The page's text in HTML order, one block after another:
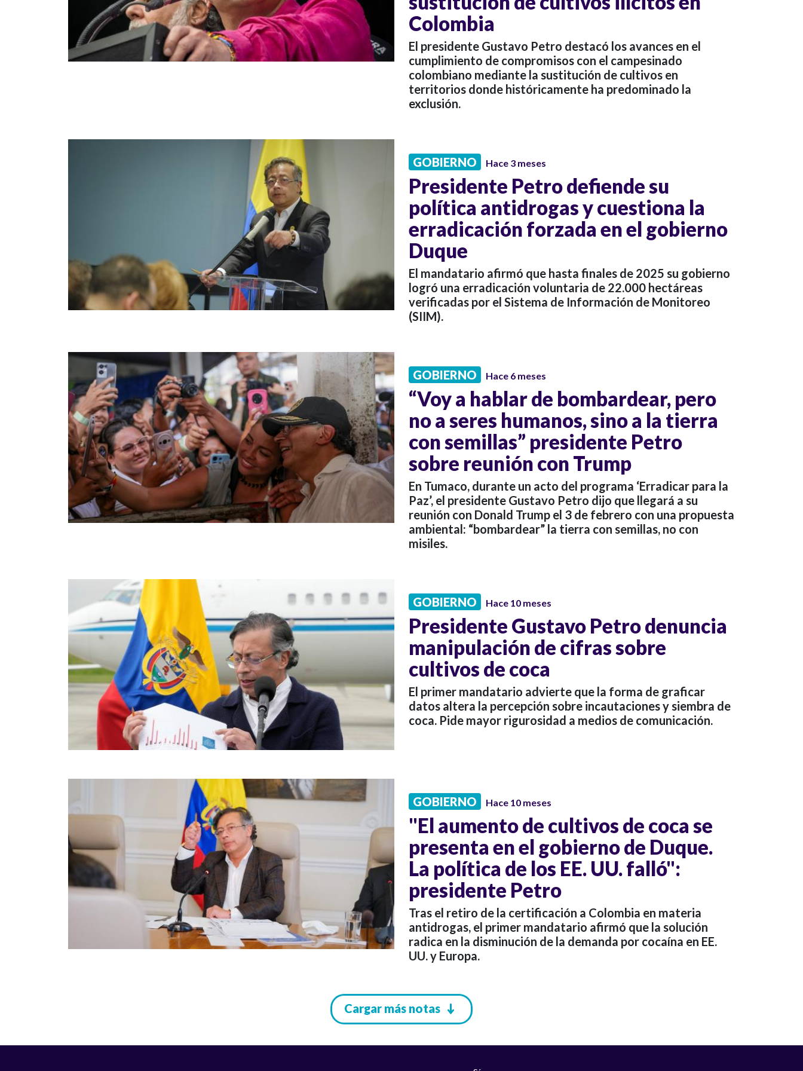
Colombia
El presidente Gustavo Petro destacó los avances en el
cumplimiento de compromisos con el campesinado
colombiano mediante la sustitución de cultivos en
territorios donde históricamente ha predominado la
exclusión.
GOBIERNO Hace 3 meses
Presidente Petro defiende su
política antidrogas y cuestiona la
erradicación forzada en el gobierno
Duque
El mandatario afirmó que hasta finales de 2025 su gobierno
logró una erradicación voluntaria de 22.000 hectáreas
verificadas por el Sistema de Información de Monitoreo
(SIIM).
GOBIERNO Hace 6 meses
“Voy a hablar de bombardear, pero
no a seres humanos, sino a la tierra
con semillas” presidente Petro
sobre reunión con Trump
En Tumaco, durante un acto del programa ‘Erradicar para la
Paz’, el presidente Gustavo Petro dijo que llegará a su
reunión con Donald Trump el 3 de febrero con una propuesta
ambiental: “bombardear” la tierra con semillas, no con
misiles.
GOBIERNO Hace 10 meses
Presidente Gustavo Petro denuncia
manipulación de cifras sobre
cultivos de coca
El primer mandatario advierte que la forma de graficar
datos altera la percepción sobre incautaciones y siembra de
coca. Pide mayor rigurosidad a medios de comunicación.
GOBIERNO Hace 10 meses
"El aumento de cultivos de coca se
presenta en el gobierno de Duque.
La política de los EE. UU. falló":
presidente Petro
Tras el retiro de la certificación a Colombia en materia
antidrogas, el primer mandatario afirmó que la solución
radica en la disminución de la demanda por cocaína en EE.
UU. y Europa.
Cargar más notas